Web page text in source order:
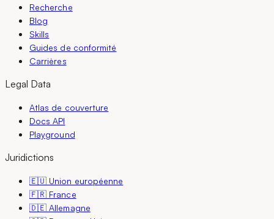
Recherche
Blog
Skills
Guides de conformité
Carrières
Legal Data
Atlas de couverture
Docs API
Playground
Juridictions
🇪🇺 Union européenne
🇫🇷 France
🇩🇪 Allemagne